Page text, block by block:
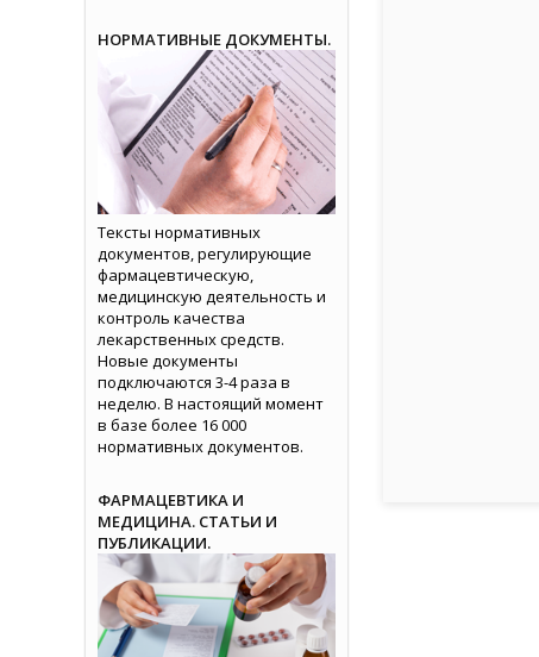
НОРМАТИВНЫЕ ДОКУМЕНТЫ.
Тексты нормативных
документов, регулирующие
фармацевтическую,
медицинскую деятельность и
контроль качества
лекарственных средств.
Новые документы
подключаются 3-4 раза в
неделю. В настоящий момент
в базе более 16 000
нормативных документов.
ФАРМАЦЕВТИКА И
МЕДИЦИНА. СТАТЬИ И
ПУБЛИКАЦИИ.